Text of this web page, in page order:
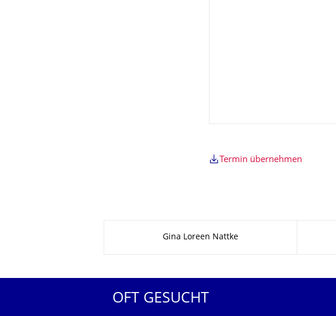
Termin übernehmen
Gina Loreen Nattke
OFT GESUCHT